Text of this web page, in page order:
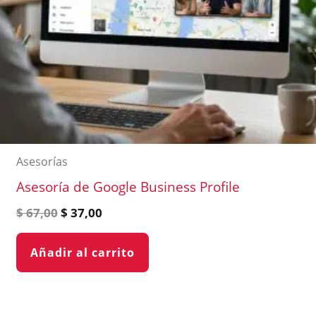
Asesorías
Asesoría de Google Business Profile
$67,00$ 37,00
Añadir al carrito